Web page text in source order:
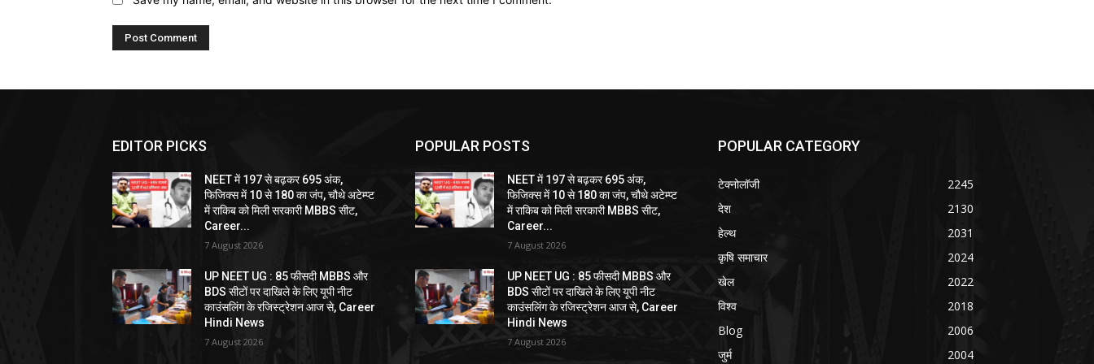
EDITOR PICKS
NEET में 197 से बढ़कर 695 अंक,
फिजिक्स में 10 से 180 का जंप, चौथे अटेम्प्ट
में राकिब को मिली सरकारी MBBS सीट,
Career...
7 August 2026
UP NEET UG : 85 फीसदी MBBS और
BDS सीटों पर दाखिले के लिए यूपी नीट
काउंसलिंग के रजिस्ट्रेशन आज से, Career
Hindi News
7 August 2026
POPULAR POSTS
NEET में 197 से बढ़कर 695 अंक,
फिजिक्स में 10 से 180 का जंप, चौथे अटेम्प्ट
में राकिब को मिली सरकारी MBBS सीट,
Career...
7 August 2026
UP NEET UG : 85 फीसदी MBBS और
BDS सीटों पर दाखिले के लिए यूपी नीट
काउंसलिंग के रजिस्ट्रेशन आज से, Career
Hindi News
7 August 2026
POPULAR CATEGORY
टेक्नोलॉजी
2245
देश
2130
हेल्थ
2031
कृषि समाचार
2024
खेल
2022
विश्व
2018
Blog
2006
जुर्म
2004